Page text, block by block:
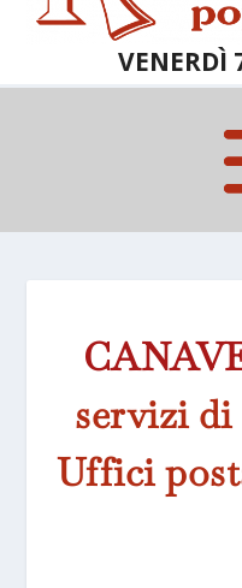
VENERDÌ
servizi di
Uffici